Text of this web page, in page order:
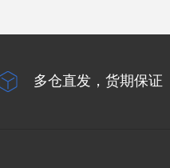
多仓直发，货期保证